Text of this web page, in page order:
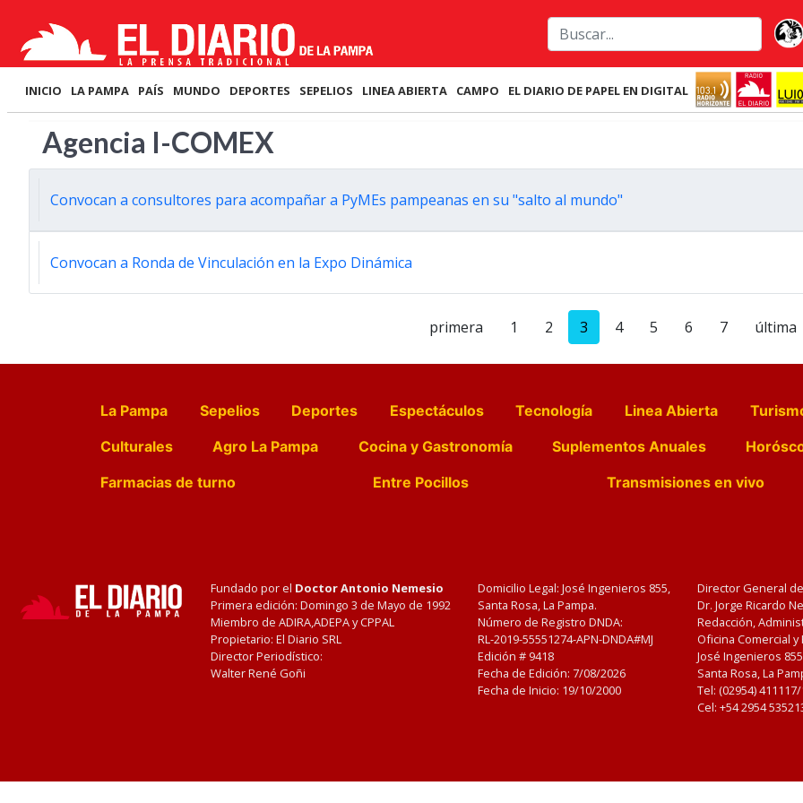
INICIO LA PAMPA PAÍS MUNDO DEPORTES SEPELIOS LINEA ABIERTA CAMPO EL DIARIO DE PAPEL EN DIGITAL
Agencia I-COMEX
Convocan a consultores para acompañar a PyMEs pampeanas en su "salto al mundo"
Convocan a Ronda de Vinculación en la Expo Dinámica
primera 1 2 3 4 5 6 7 última
La Pampa Sepelios Deportes Espectáculos Tecnología Linea Abierta
Culturales
Agro La Pampa Cocina y Gastronomía Suplementos Anuales
Farmacias de turno
Entre Pocillos Transmisiones en vivo
Fundado por el Doctor Antonio Nemesio
Primera edición: Domingo 3 de Mayo de 1992
Miembro de ADIRA,ADEPA y CPPAL
Propietario: El Diario SRL
Director Periodístico:
Walter René Goñi
Domicilio Legal: José Ingenieros 855,
Santa Rosa, La Pampa.
Número de Registro DNDA:
RL-2019-55551274-APN-DNDA#MJ
Edición # 9418
Fecha de Edición: 7/08/2026
Fecha de Inicio: 19/10/2000
Director General
Dr. Jorge Ricardo
Redacción,
Oficina Comercial
José Ingenieros
Santa Rosa, La
Tel: (02954)
Cel: +54 2954